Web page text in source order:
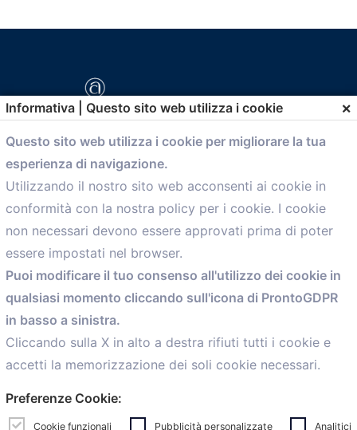
comunicazione@confartigianato.bo.it
Menù
Home
Servizi
Convenzioni
Voce delle Nostre aziende
Informazioni Ex L. 124/2017
News
personalCaf
Informativa | Questo sito web utilizza i cookie ×
Questo sito web utilizza i cookie per migliorare la tua
esperienza di navigazione.
Utilizzando il nostro sito web acconsenti ai cookie in
conformità con la nostra policy per i cookie. I cookie
non necessari devono essere approvati prima di poter
essere impostati nel browser.
Puoi modificare il tuo consenso all'utilizzo dei cookie in
qualsiasi momento cliccando sull'icona di ProntoGDPR
in basso a sinistra.
Cliccando sulla X in alto a destra rifiuti tutti i cookie e
accetti la memorizzazione dei soli cookie necessari.
Preferenze Cookie:
Cookie funzionali Pubblicità personalizzate Analitici